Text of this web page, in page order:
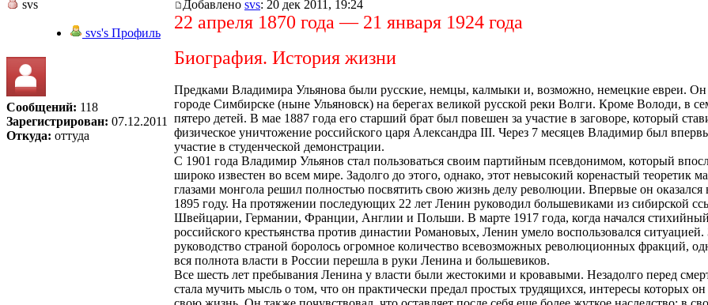
svs
svs's Профиль
Сообщений: 118
Зарегистрирован: 07.12.2011
Откуда: оттуда
Добавлено svs: 20 дек 2011, 19:24
22 апреля 1870 года — 21 января 1924 года
Биография. История жизни
Предками Владимира Ульянова были русские, немцы, калмыки и, возможно, немецкие евреи. Он
городе Симбирске (ныне Ульяновск) на берегах великой русской реки Волги. Кроме Володи, в
пятеро детей. В мае 1887 года его старший брат был повешен за участие в заговоре, который
физическое уничтожение российского царя Александра III. Через 7 месяцев Владимир был
участие в студенческой демонстрации.
С 1901 года Владимир Ульянов стал пользоваться своим партийным псевдонимом, который
широко известен во всем мире. Задолго до этого, однако, этот невысокий коренастый теоретик
глазами монгола решил полностью посвятить свою жизнь делу революции. Впервые он оказался
1895 году. На протяжении последующих 22 лет Ленин руководил большевиками из сибирской
Швейцарии, Германии, Франции, Англии и Польши. В марте 1917 года, когда начался
российского крестьянства против династии Романовых, Ленин умело воспользовался ситуацией.
руководство страной боролось огромное количество всевозможных революционных фракций,
вся полнота власти в России перешла в руки Ленина и большевиков.
Все шесть лет пребывания Ленина у власти были жестокими и кровавыми. Незадолго перед
стала мучить мысль о том, что он практически предал простых трудящихся, интересы которых